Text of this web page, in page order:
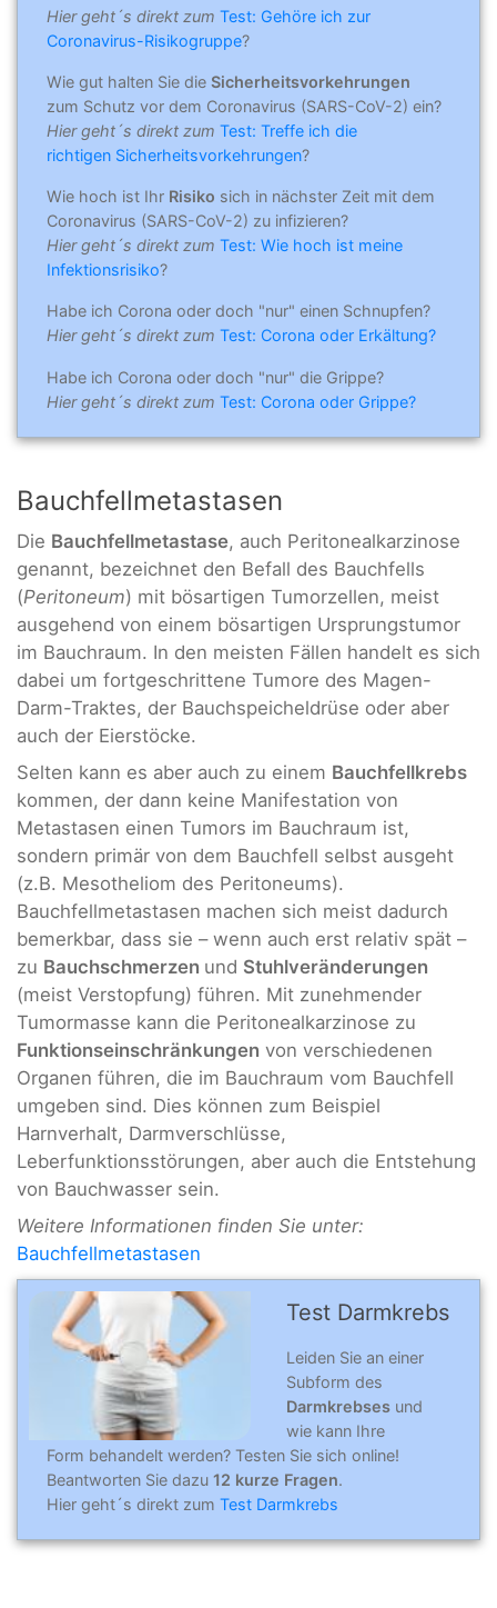
Hier geht´s direkt zum Test: Gehöre ich zur
Coronavirus-Risikogruppe?
Wie gut halten Sie die Sicherheitsvorkehrungen
zum Schutz vor dem Coronavirus (SARS-CoV-2) ein?
Hier geht´s direkt zum Test: Treffe ich die
richtigen Sicherheitsvorkehrungen?
Wie hoch ist Ihr Risiko sich in nächster Zeit mit dem
Coronavirus (SARS-CoV-2) zu infizieren?
Hier geht´s direkt zum Test: Wie hoch ist meine
Infektionsrisiko?
Habe ich Corona oder doch "nur" einen Schnupfen?
Hier geht´s direkt zum Test: Corona oder Erkältung?
Habe ich Corona oder doch "nur" die Grippe?
Hier geht´s direkt zum Test: Corona oder Grippe?
Bauchfellmetastasen
Die Bauchfellmetastase, auch Peritonealkarzinose
genannt, bezeichnet den Befall des Bauchfells
(Peritoneum) mit bösartigen Tumorzellen, meist
ausgehend von einem bösartigen Ursprungstumor
im Bauchraum. In den meisten Fällen handelt es sich
dabei um fortgeschrittene Tumore des Magen-
Darm-Traktes, der Bauchspeicheldrüse oder aber
auch der Eierstöcke.
Selten kann es aber auch zu einem Bauchfellkrebs
kommen, der dann keine Manifestation von
Metastasen einen Tumors im Bauchraum ist,
sondern primär von dem Bauchfell selbst ausgeht
(z.B. Mesotheliom des Peritoneums).
Bauchfellmetastasen machen sich meist dadurch
bemerkbar, dass sie – wenn auch erst relativ spät –
zu Bauchschmerzen und Stuhlveränderungen
(meist Verstopfung) führen. Mit zunehmender
Tumormasse kann die Peritonealkarzinose zu
Funktionseinschränkungen von verschiedenen
Organen führen, die im Bauchraum vom Bauchfell
umgeben sind. Dies können zum Beispiel
Harnverhalt, Darmverschlüsse,
Leberfunktionsstörungen, aber auch die Entstehung
von Bauchwasser sein.
Weitere Informationen finden Sie unter:
Bauchfellmetastasen
Test Darmkrebs
Leiden Sie an einer
Subform des
Darmkrebses und
wie kann Ihre
Form behandelt werden? Testen Sie sich online!
Beantworten Sie dazu 12 kurze Fragen.
Hier geht´s direkt zum Test Darmkrebs